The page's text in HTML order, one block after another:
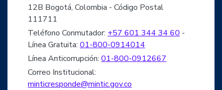
12B Bogotá, Colombia - Código Postal
111711
Teléfono Conmutador: +57 601 344 34 60 -
Línea Gratuita: 01-800-0914014
Línea Anticorrupción: 01-800-0912667
Correo Institucional:
minticresponde@mintic.gov.co